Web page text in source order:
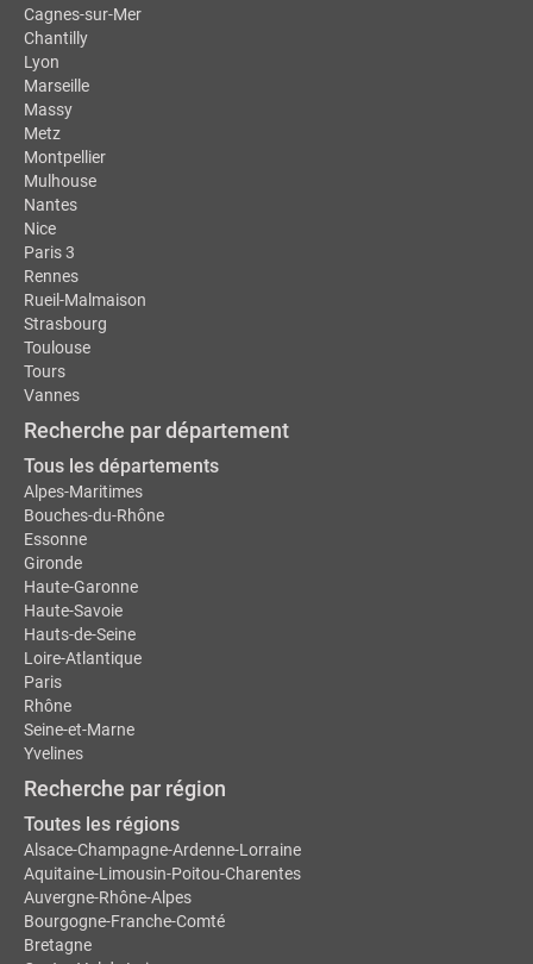
Cagnes-sur-Mer
Chantilly
Lyon
Marseille
Massy
Metz
Montpellier
Mulhouse
Nantes
Nice
Paris 3
Rennes
Rueil-Malmaison
Strasbourg
Toulouse
Tours
Vannes
Recherche par département
Tous les départements
Alpes-Maritimes
Bouches-du-Rhône
Essonne
Gironde
Haute-Garonne
Haute-Savoie
Hauts-de-Seine
Loire-Atlantique
Paris
Rhône
Seine-et-Marne
Yvelines
Recherche par région
Toutes les régions
Alsace-Champagne-Ardenne-Lorraine
Aquitaine-Limousin-Poitou-Charentes
Auvergne-Rhône-Alpes
Bourgogne-Franche-Comté
Bretagne